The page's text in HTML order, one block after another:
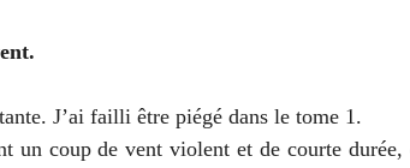
J’ai failli être piégé dans le tome 1.
un coup de vent violent et de courte durée,